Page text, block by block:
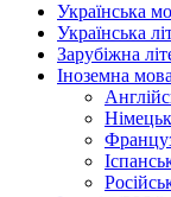
Українська
Українська
Зарубіжна
Іноземна